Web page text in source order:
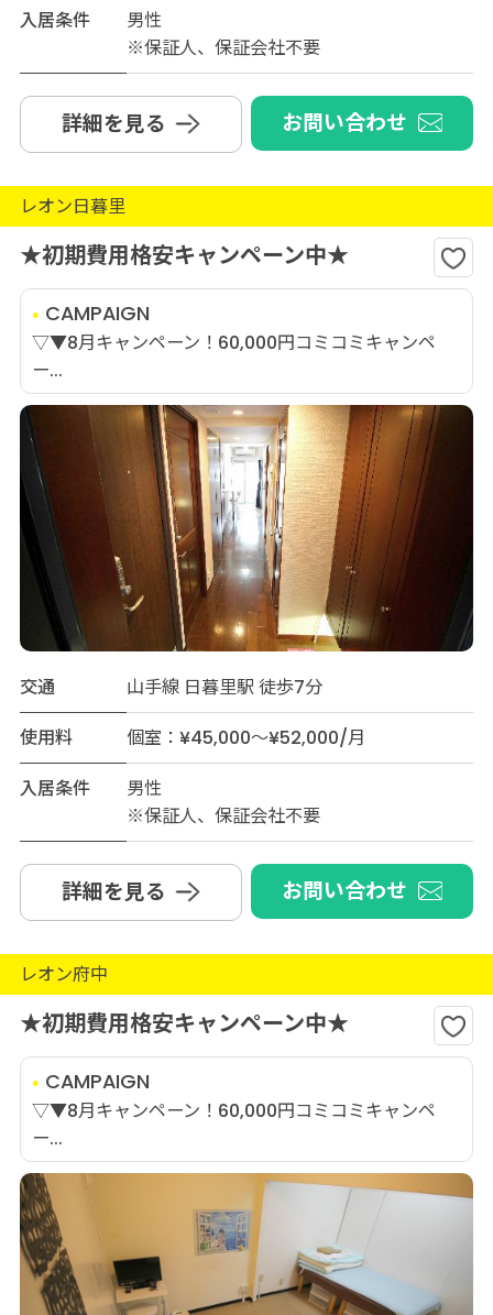
入居条件
男性
※保証人、保証会社不要
詳細を見る お問い合わせ
レオン日暮里
★初期費用格安キャンペーン中★
CAMPAIGN
▽▼8月キャンペーン！60,000円コミコミキャンペ
ー...
交通
山手線 日暮里駅 徒歩7分
使用料
個室：¥45,000～¥52,000/月
入居条件
男性
※保証人、保証会社不要
詳細を見る お問い合わせ
レオン府中
★初期費用格安キャンペーン中★
CAMPAIGN
▽▼8月キャンペーン！60,000円コミコミキャンペ
ー...